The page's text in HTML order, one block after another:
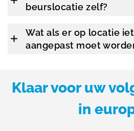
beurslocatie zelf?
Wat als er op locatie
aangepast moet
Klaar voor uw
in